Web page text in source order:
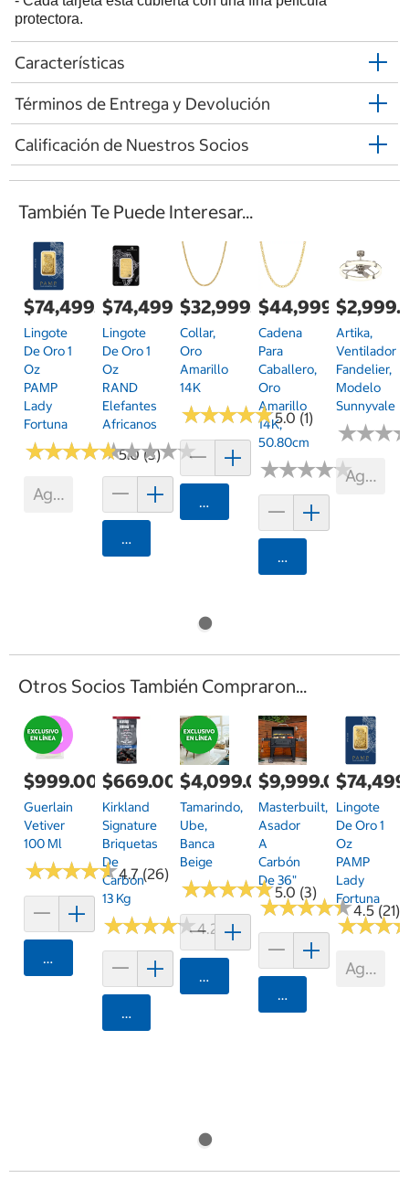
protectora.
Características
Términos de Entrega y Devolución
Calificación de Nuestros Socios
También Te Puede Interesar...
$74,499.00
Lingote
De Oro 1
Oz
PAMP
Lady
Fortuna
★★★★★
★★★★★5.0 (3)
Agotado
$74,499.00
Lingote
De Oro 1
Oz
RAND
Elefantes
Africanos
★★★★★
★★★★★
Agregar
$32,999.00
Collar,
Oro
Amarillo
14K
★★★★★
★★★★★5.0 (1)
Agregar
$44,999.00
Cadena
Para
Caballero,
Oro
Amarillo
14K,
50.80cm
★★★★★
★★★★★
Agregar
Artika,
Ventilador
Fandelier,
Modelo
Sunnyvale
★★★
★★★
Otros Socios También Compraron...
$999.00
Guerlain
Vetiver
100 Ml
★★★★★
★★★★★4.7 (26)
Agregar
$669.00
Kirkland
Signature
Briquetas
De
Carbón
13 Kg
★★★★★
★★★★★4.2 (5)
Agregar
$4,099.00
Tamarindo,
Ube,
Banca
Beige
★★★★★
★★★★★5.0 (3)
Agregar
$9,999.00
Masterbuilt,
Asador
A
Carbón
De 36"
★★★★★
★★★★★4.5 (21)
Agregar
Lingote
De Oro 1
Oz
PAMP
Lady
Fortuna
★★★
★★★